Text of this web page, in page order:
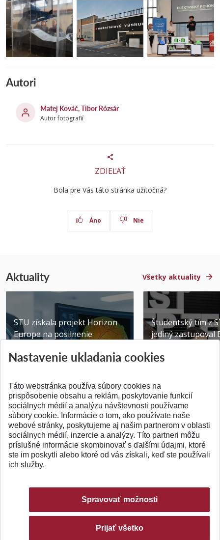
Autori
Matej Kováč, Tibor Rózsár
Autor fotografií
ZDIEĽAŤ
Bola pre Vás táto stránka užitočná?
Áno Nie
Aktuality Všetky aktuality
STU získala projekt Horizon
Europe na posilnenie
Publikované 31.07.2026
Študentský tím z
jediný zastupoval
Publikované
SPÄŤ NA VRCH
Nastavenie ukladania cookies
Táto webstránka používa súbory cookies na
prispôsobenie obsahu a reklám, poskytovanie funkcií
sociálnych médií a analýzu návštevnosti používame
súbory cookie. Informácie o tom, ako používate naše
webové stránky, poskytujeme aj našim partnerom v oblasti
sociálnych médií, inzercie a analýzy. Títo partneri môžu
príslušné informácie skombinovať s ďalšími údajmi, ktoré
ste im poskytli alebo ktoré od vás získali, keď ste používali
ich služby.
Spravovať možnosti
Prijať všetko